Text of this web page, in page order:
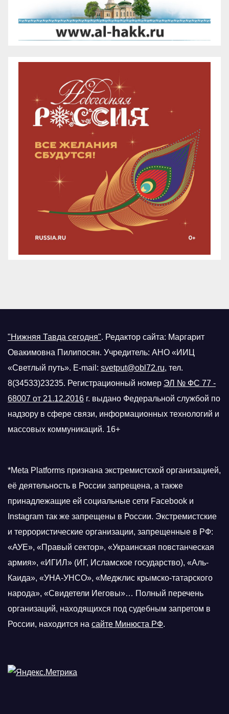
"Нижняя Тавда сегодня". Редактор сайта: Маргарит
Овакимовна Пилипосян. Учредитель: АНО «ИИЦ
«Светлый путь». E-mail: svetput@obl72.ru, тел.
8(34533)23235. Регистрационный номер ЭЛ № ФС 77 -
68007 от 21.12.2016 г. выдано Федеральной службой по
надзору в сфере связи, информационных технологий и
массовых коммуникаций. 16+
*Meta Platforms признана экстремистской организацией,
её деятельность в России запрещена, а также
принадлежащие ей социальные сети Facebook и
Instagram так же запрещены в России. Экстремистские
и террористические организации, запрещенные в РФ:
«АУЕ», «Правый сектор», «Украинская повстанческая
армия», «ИГИЛ» (ИГ, Исламское государство), «Аль-
Каида», «УНА-УНСО», «Меджлис крымско-татарского
народа», «Свидетели Иеговы»… Полный перечень
организаций, находящихся под судебным запретом в
России, находится на сайте Минюста РФ.